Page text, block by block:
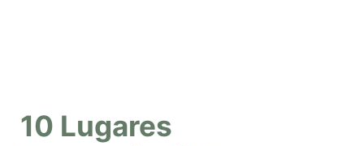
10 Lugares